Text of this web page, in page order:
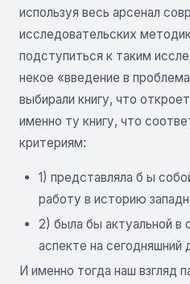
используя весь арсенал
исследовательских
подступиться к таким
некое «введение в
выбирали книгу, что
именно ту книгу, что
критериям:
1) представляла б ы
работу в историю
2) была бы актуальной в
аспекте на сегодняшний
И именно тогда наш взгляд